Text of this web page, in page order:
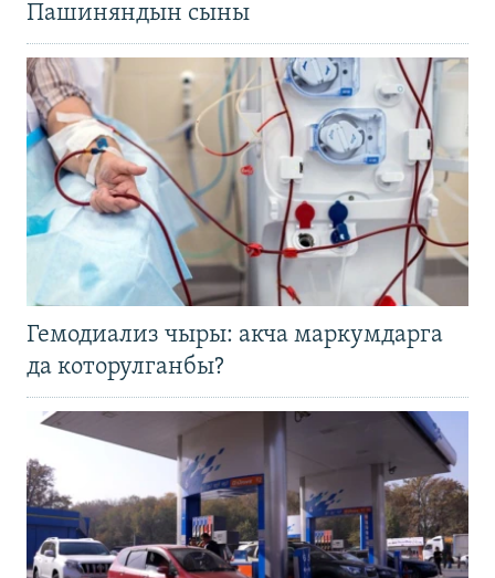
Пашиняндын сыны
Гемодиализ чыры: акча маркумдарга
да которулганбы?